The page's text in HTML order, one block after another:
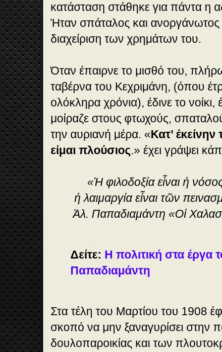
κατάσταση στάθηκε για πάντα η
Ήταν σπάταλος και
διαχείριση των χρημάτων του.
Όταν έπαιρνε το μισθό του,
ταβέρνα του Κεχριμάνη, (όπου
ολόκληρα χρόνια), έδινε το νοίκι,
μοίραζε στους φτωχούς,
την αυριανή μέρα. «Κατ’
είμαι πλούσιος.» έχει γράψει
«Ἡ φιλοδοξία εἶναι ἡ
ἡ λαιμαργία εἶναι τῶν
Ἀλ. Παπαδιαμάντη «Οἱ
Δείτε: Η πολιτική στα έργα
Παπαδιαμάντη
Στα τέλη του Μαρτίου του 1908
σκοπό να μην ξαναγυρίσει στην
δουλοπαροικίας και των